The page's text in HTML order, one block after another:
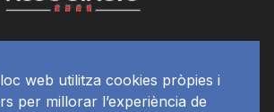
web utilitza cookies pròpies i
per millorar l’experiència de